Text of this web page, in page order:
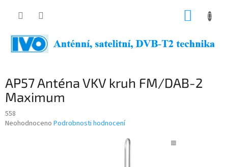
AP57 Anténa VKV kruh FM/DAB-2
Maximum
558
Průměrné
Neohodnoceno Podrobnosti hodnocení